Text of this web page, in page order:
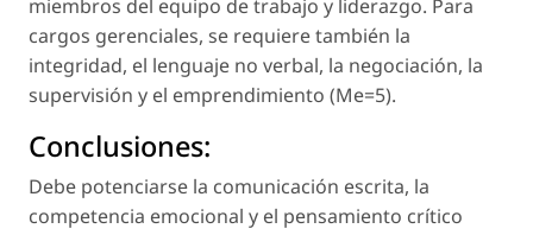
miembros del equipo de trabajo y liderazgo. Para
cargos gerenciales, se requiere también la
integridad, el lenguaje no verbal, la negociación, la
supervisión y el emprendimiento (Me=5).
Conclusiones:
Debe potenciarse la comunicación escrita, la
competencia emocional y el pensamiento crítico